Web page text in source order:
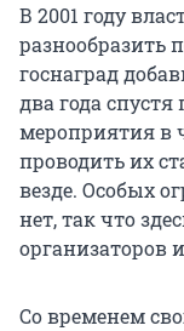
В 2001 году
разнообразить
госнаград
два года
мероприятия в
проводить их
везде. Особых
нет, так что
организаторов
Со временем